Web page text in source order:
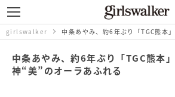
girlswalker
中条あやみ、約6年ぶり「TGC熊本
神“美”のオーラあふれる